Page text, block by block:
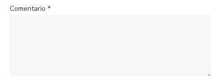
Comentario *